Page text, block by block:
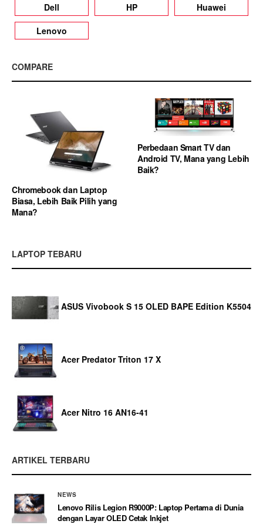
Dell
HP
Huawei
Lenovo
COMPARE
Chromebook dan Laptop
Biasa, Lebih Baik Pilih yang
Mana?
Perbedaan Smart TV dan
Android TV, Mana yang Lebih
Baik?
LAPTOP TEBARU
ASUS Vivobook S 15 OLED BAPE Edition K5504
Acer Predator Triton 17 X
Acer Nitro 16 AN16-41
ARTIKEL TERBARU
NEWS
Lenovo Rilis Legion R9000P: Laptop Pertama di Dunia
dengan Layar OLED Cetak Inkjet